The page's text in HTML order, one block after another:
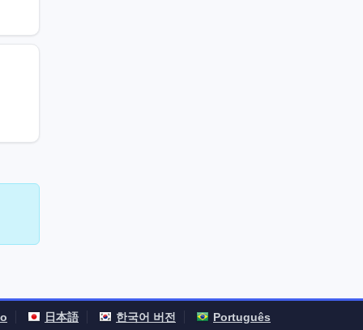
日本語 한국어 버전 Português